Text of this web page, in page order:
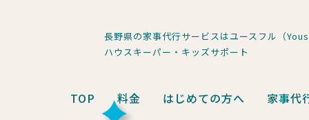
長野県の家事代行サービスはユースフル（
ハウスキーパー・キッズサポート
TOP 料金 はじめての方へ 家事代